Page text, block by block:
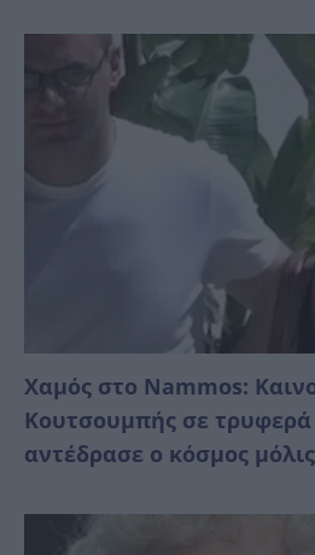
Χαμός στο Nammos:
Κουτσουμπής σε τρυφερά
αντέδρασε ο κόσμος